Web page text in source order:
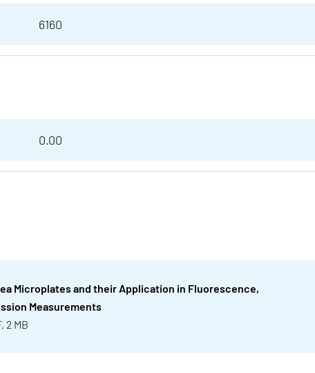
6160
0.00
Microplates and their Application in Fluorescence,
Measurements
2 MB